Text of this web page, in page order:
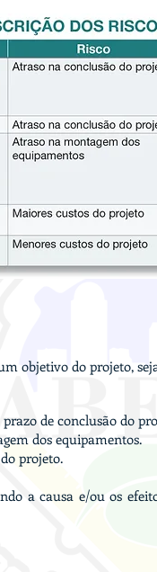
objetivo do projeto,
de conclusão do
dos equipamentos.
projeto.
a causa e/ou os